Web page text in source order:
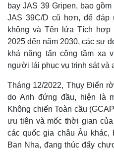
Vụ án
Tin nóng
Tư vấn luật
bay JAS 39 Gripen, bao
JAS 39C/D cũ hơn, để đáp
không và Tên lửa Tích hợp
2025 đến năm 2030, các sư
khả năng tấn công tầm xa
người lái phục vụ trinh sát và
Tháng 12/2022, Thụy Điển
do Anh đứng đầu, hiện là
Không chiến Toàn cầu
ưu tiên và mốc thời gian
các quốc gia châu Âu
Ban Nha, đang thúc đẩy